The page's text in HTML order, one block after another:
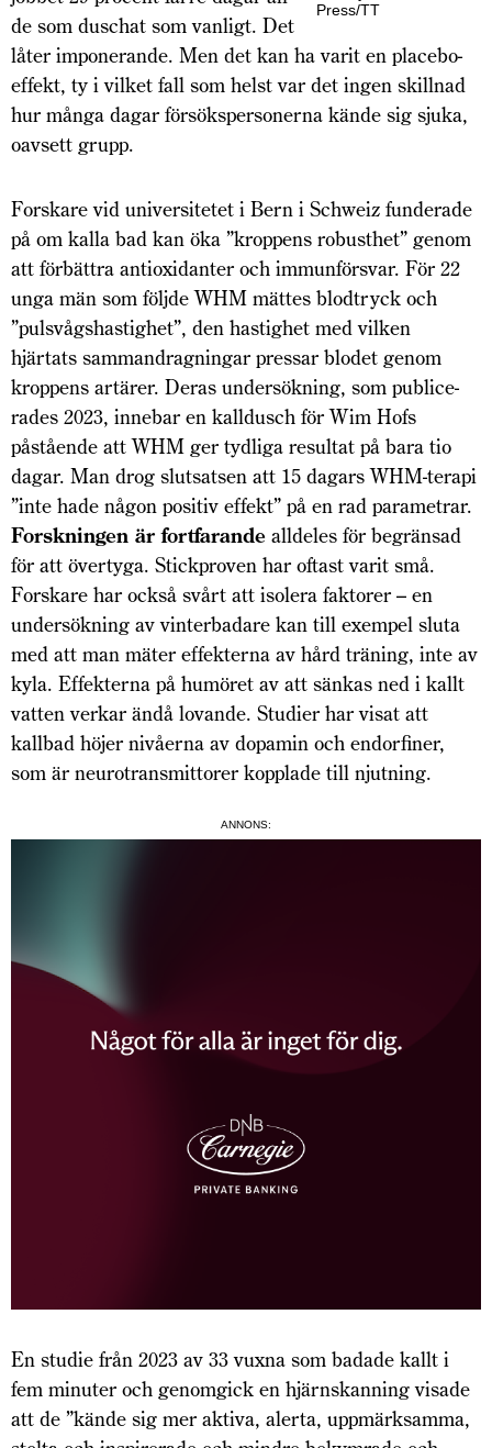
Press/TT
de som duschat som vanligt. Det
låter imponerande. Men det kan ha varit en place­bo­­
effekt, ty i vilket fall som helst var det ingen skillnad
hur många dagar försökspersonerna kände sig sjuka,
oavsett grupp.
Forskare vid universitetet i Bern i Schweiz funderade
på om kalla bad kan öka ”kroppens robusthet” genom
att förbättra antioxidanter och immunförsvar. För 22
unga män som följde WHM mättes blodtryck och
”pulsvågshastighet”, den hastighet med vilken
hjärtats sammandragningar pressar blodet genom
kroppens artärer. Deras undersökning, som publice­
rades 2023, innebar en kalldusch för Wim Hofs
påstående att WHM ger tydliga resultat på bara tio
dagar. Man drog slutsatsen att 15 dagars WHM-terapi
”inte hade någon positiv effekt” på en rad parametrar.
Forskningen är fortfarande alldeles för begränsad
för att övertyga. Stickproven har oftast varit små.
Forskare har också svårt att isolera faktorer – en
undersökning av vinterbadare kan till exempel sluta
med att man mäter effekterna av hård träning, inte av
kyla. Effekterna på humöret av att sänkas ned i kallt
vatten verkar ändå lovande. Studier har visat att
kallbad höjer nivåerna av dopamin och endorfiner,
som är neurotransmittorer kopplade till njutning.
ANNONS:
En studie från 2023 av 33 vuxna som badade kallt i
fem minuter och genomgick en hjärnskanning visade
att de ”kände sig mer aktiva, alerta, uppmärksamma,